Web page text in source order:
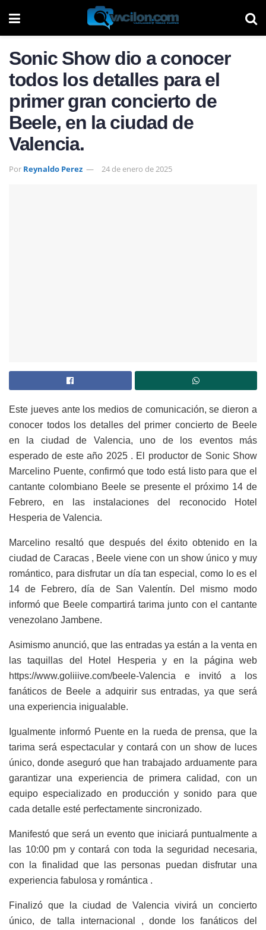
Sonic Show dio a conocer
todos los detalles para el
primer gran concierto de
Beele, en la ciudad de
Valencia.
Por Reynaldo Perez 24 de enero de 2025
Este jueves ante los medios de comunicación, se dieron a
conocer todos los detalles del primer concierto de Beele
en la ciudad de Valencia, uno de los eventos más
esperado de este año 2025 . El productor de Sonic Show
Marcelino Puente, confirmó que todo está listo para que el
cantante colombiano Beele se presente el próximo 14 de
Febrero, en las instalaciones del reconocido Hotel
Hesperia de Valencia.
Marcelino resaltó que después del éxito obtenido en la
ciudad de Caracas , Beele viene con un show único y muy
romántico, para disfrutar un día tan especial, como lo es el
14 de Febrero, día de San Valentín. Del mismo modo
informó que Beele compartirá tarima junto con el cantante
venezolano Jambene.
Asimismo anunció, que las entradas ya están a la venta en
las taquillas del Hotel Hesperia y en la página web
https://www.goliiive.com/beele-Valencia e invitó a los
fanáticos de Beele a adquirir sus entradas, ya que será
una experiencia inigualable.
Igualmente informó Puente en la rueda de prensa, que la
tarima será espectacular y contará con un show de luces
único, donde aseguró que han trabajado arduamente para
garantizar una experiencia de primera calidad, con un
equipo especializado en producción y sonido para que
cada detalle esté perfectamente sincronizado.
Manifestó que será un evento que iniciará puntualmente a
las 10:00 pm y contará con toda la seguridad necesaria,
con la finalidad que las personas puedan disfrutar una
experiencia fabulosa y romántica .
Finalizó que la ciudad de Valencia vivirá un concierto
único, de talla internacional , donde los fanáticos del